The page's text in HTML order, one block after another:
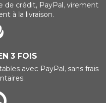
de crédit, PayPal, virement
à la livraison.
3 FOIS
avec PayPal, sans frais